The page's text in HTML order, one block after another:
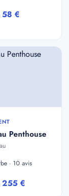
58 €
Penthouse
· 10 avis
255 €